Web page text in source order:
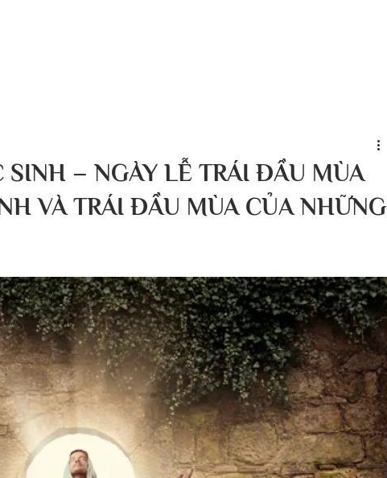
SINH – NGÀY LỄ TRÁI ĐẦU MÙA
VÀ TRÁI ĐẦU MÙA CỦA NHỮNG